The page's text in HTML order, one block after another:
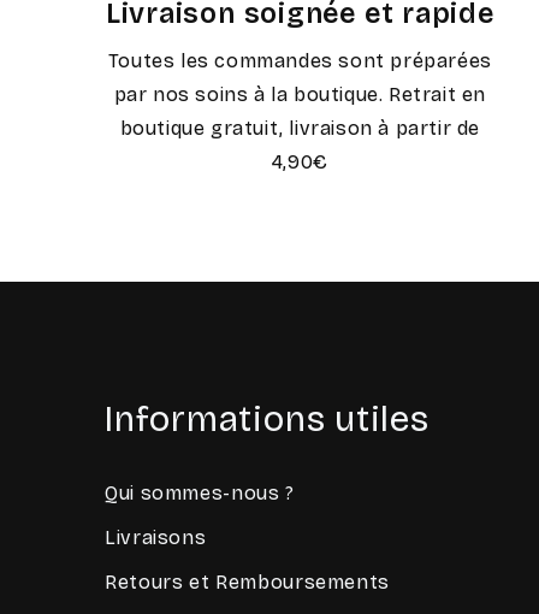
Livraison soignée et rapide
Toutes les commandes sont préparées
par nos soins à la boutique. Retrait en
boutique gratuit, livraison à partir de
4,90€
Informations utiles
Qui sommes-nous ?
Livraisons
Retours et Remboursements